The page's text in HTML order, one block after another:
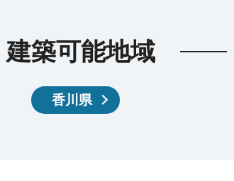
建築可能地域
香川県